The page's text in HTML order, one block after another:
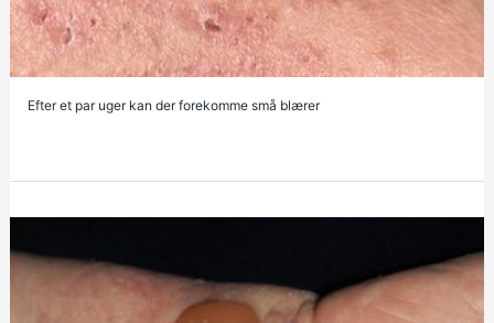
Efter et par uger kan der forekomme små blærer